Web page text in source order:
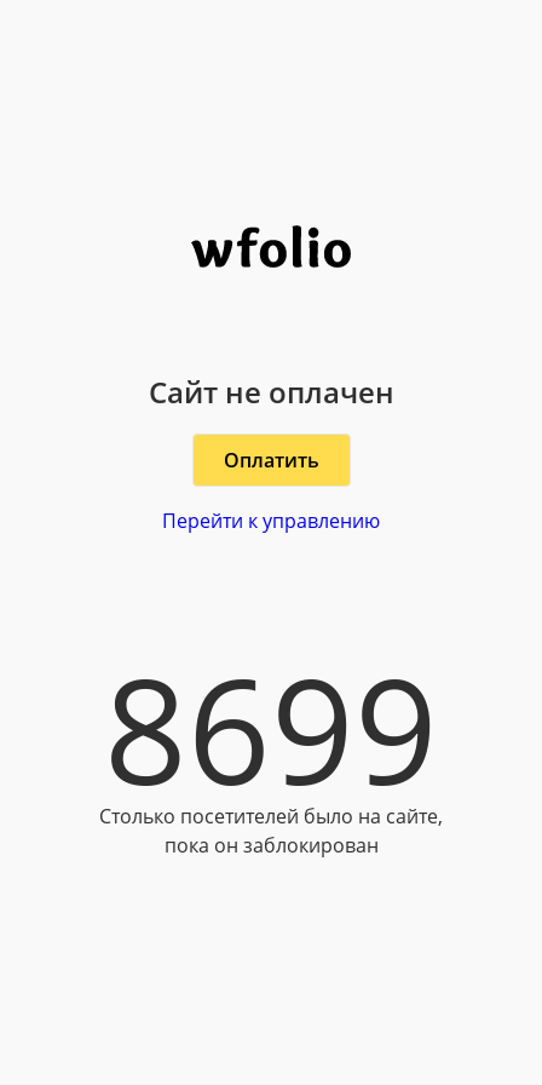
Сайт не оплачен
Оплатить
Перейти к управлению
8699
Столько посетителей было на сайте,
пока он заблокирован